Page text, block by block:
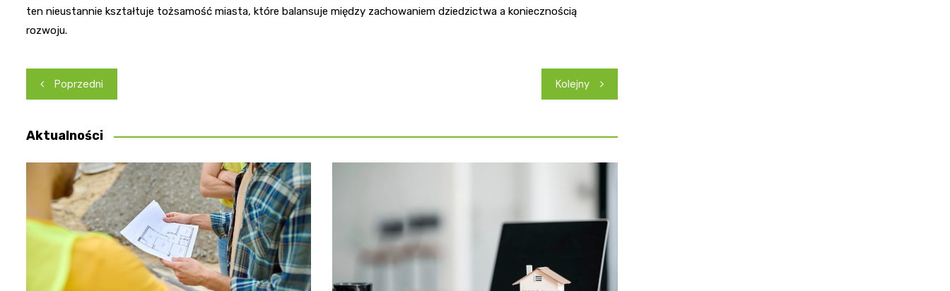
ten nieustannie kształtuje tożsamość miasta, które balansuje między zachowaniem dziedzictwa a koniecznością
rozwoju.
Nawigacja
wpisu
Poprzedni Kolejny
Aktualności